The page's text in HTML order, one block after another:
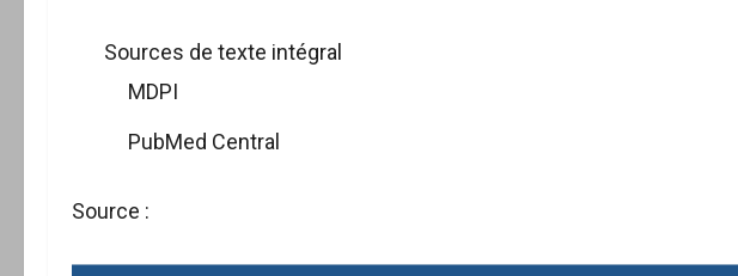
Sources de texte intégral
MDPI
PubMed Central
Source :